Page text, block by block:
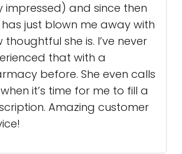
impressed) and since then
has just blown me away with
thoughtful she is. I’ve never
that with a
before. She even calls
it’s time for me to fill a
Amazing customer